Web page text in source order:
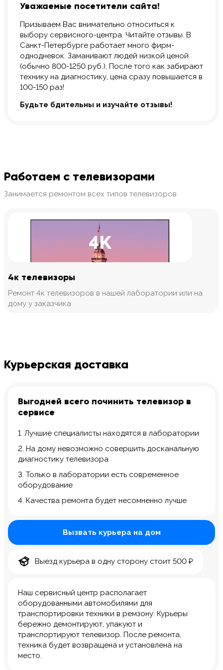
Уважаемые посетители сайта!
Призываем Вас внимательно относиться к
выбору сервисного-центра. Читайте отзывы. В
Санкт-Петербурге работает много фирм-
однодневок. Заманивают людей низкой ценой
(обычно 800-1250 руб.), После того как забирают
технику на диагностику, цена сразу повышается в
100-150 раз!
Будьте бдительны и изучайте отзывы!
Работаем с телевизорами
Занимается ремонтом всех типов телевизоров
4к телевизоры
Ремонт 4к телевизоров в нашей лаборатории или на
дому у заказчика
Курьерская доставка
Выгодней всего починить телевизор в
сервисе
1. Лучшие специалисты находятся в лаборатории
2. На дому невозможно совершить досканальную
диагностику телевизора
3. Только в лаборатории есть современное
оборудование
4. Качества ремонта будет несомненно лучше
Наш сервисный центр располагает
оборудованными автомобилями для
транспортировки техники в ремзону. Курьеры
бережно демонтируют, упакуют и
транспортируют телевизор. После ремонта,
техника будет возвращена и установлена на
место.
Вызвать курьера на дом
Выезд курьера в одну сторону стоит 500 ₽